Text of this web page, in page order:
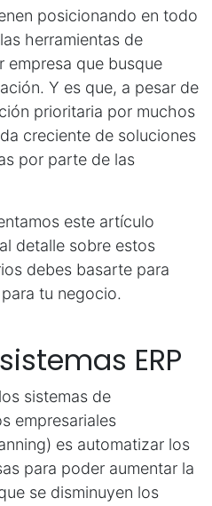
posicionando en todo
herramientas de
empresa que busque
Y es que, a pesar de
prioritaria por muchos
creciente de soluciones
por parte de las
este artículo
detalle sobre estos
debes basarte para
tu negocio.
ERP
sistemas de
empresariales
es automatizar los
para poder aumentar la
se disminuyen los